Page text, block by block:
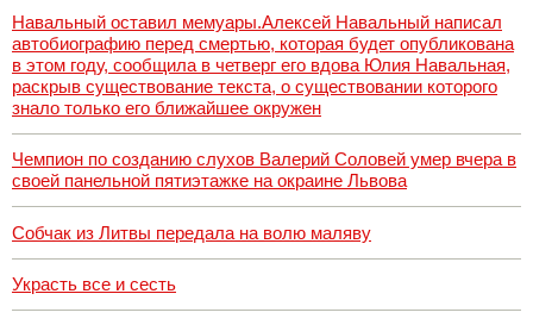
Навальный оставил мемуары.Алексей Навальный написал
автобиографию перед смертью, которая будет опубликована
в этом году, сообщила в четверг его вдова Юлия Навальная,
раскрыв существование текста, о существовании которого
знало только его ближайшее окружен
Чемпион по созданию слухов Валерий Соловей умер вчера в
своей панельной пятиэтажке на окраине Львова
Собчак из Литвы передала на волю маляву
Украсть все и сесть